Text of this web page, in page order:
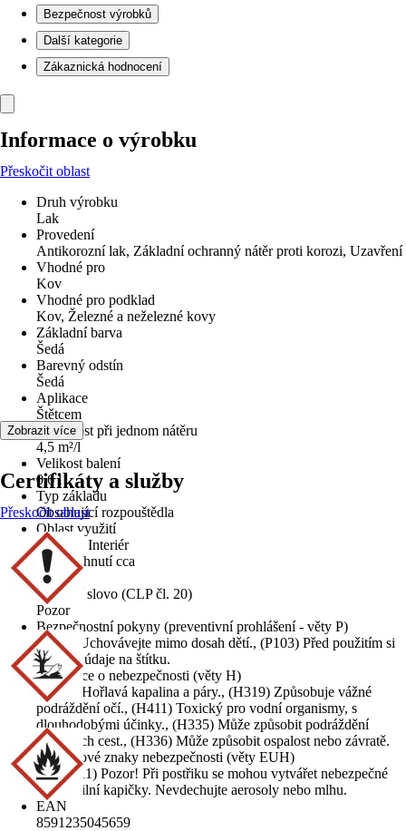
Bezpečnost výrobků
Další kategorie
Zákaznická hodnocení
Informace o výrobku
Přeskočit oblast
Druh výrobku
Lak
Provedení
Antikorozní lak, Základní ochranný nátěr proti korozi, Uzavření
Vhodné pro
Kov
Vhodné pro podklad
Kov, Železné a neželezné kovy
Základní barva
Šedá
Barevný odstín
Šedá
Aplikace
Štětcem
Vydatnost při jednom nátěru
4,5 m²/l
Velikost balení
0,6 l
Typ základu
Obsahující rozpouštědla
Oblast využití
Exteriér, Interiér
Doba schnutí cca
24 h
Signální slovo (CLP čl. 20)
Pozor
Bezpečnostní pokyny (preventivní prohlášení - věty P)
(P102) Uchovávejte mimo dosah dětí., (P103) Před použitím si
přečtěte údaje na štítku.
Informace o nebezpečnosti (věty H)
(H226) Hořlavá kapalina a páry., (H319) Způsobuje vážné
podráždění očí., (H411) Toxický pro vodní organismy, s
dlouhodobými účinky., (H335) Může způsobit podráždění
dýchacích cest., (H336) Může způsobit ospalost nebo závratě.
Doplňkové znaky nebezpečnosti (věty EUH)
(EUH211) Pozor! Při postřiku se mohou vytvářet nebezpečné
respirabilní kapičky. Nevdechujte aerosoly nebo mlhu.
EAN
8591235045659
Zobrazit více
Certifikáty a služby
Přeskočit oblast